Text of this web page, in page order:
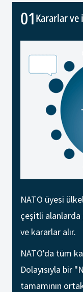
01Kararlar
NATO üyesi
çeşitli alanlarda
ve kararlar alır.
NATO'da tüm
Dolayısıyla bir
tamamının